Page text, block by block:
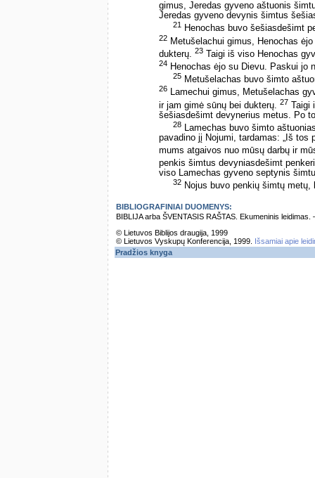
gimus, Jeredas gyveno aštuonis
Jeredas gyveno devynis šimtus
21 Henochas buvo šešiasdešimt
22 Metušelachui gimus, Henochas
dukterų. 23 Taigi iš viso Henochas
24 Henochas ėjo su Dievu. Paskui jo
25 Metušelachas buvo šimto
26 Lamechui gimus, Metušelachas
ir jam gimė sūnų bei dukterų. 27 Taigi
šešiasdešimt devynerius metus. Po
28 Lamechas buvo šimto
pavadino jį Nojumi, tardamas: „Iš
mums atgaivos nuo mūsų darbų ir
penkis šimtus devyniasdešimt
viso Lamechas gyveno septynis
32 Nojus buvo penkių šimtų
BIBLIOGRAFINIAI DUOMENYS:
BIBLIJA arba ŠVENTASIS RAŠTAS. Ekumeninis
© Lietuvos Biblijos draugija, 1999
© Lietuvos Vyskupų Konferencija, 1999.
Išsamiai apie
Pradžios knyga